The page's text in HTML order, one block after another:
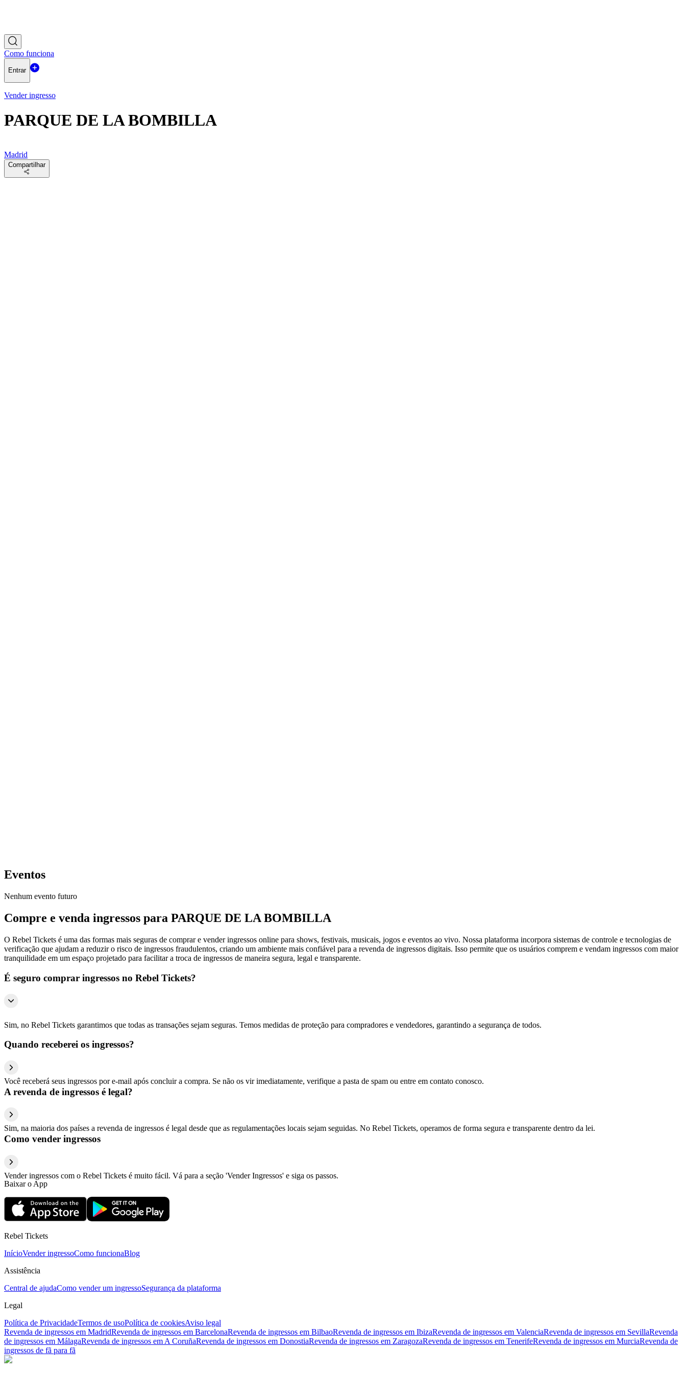
Como funciona
Entrar
Vender ingresso
PARQUE DE LA BOMBILLA
Madrid
Compartilhar
Eventos
Nenhum evento futuro
Compre e venda ingressos para PARQUE DE LA BOMBILLA
O Rebel Tickets é uma das formas mais seguras de comprar e vender ingressos online para shows, festivais, musicais, jogos e eventos ao vivo. Nossa plataforma incorpora sistemas de controle e tecnologias de
verificação que ajudam a reduzir o risco de ingressos fraudulentos, criando um ambiente mais confiável para a revenda de ingressos digitais. Isso permite que os usuários comprem e vendam ingressos com maior
tranquilidade em um espaço projetado para facilitar a troca de ingressos de maneira segura, legal e transparente.
É seguro comprar ingressos no Rebel Tickets?
Sim, no Rebel Tickets garantimos que todas as transações sejam seguras. Temos medidas de proteção para compradores e vendedores, garantindo a segurança de todos.
Quando receberei os ingressos?
Você receberá seus ingressos por e-mail após concluir a compra. Se não os vir imediatamente, verifique a pasta de spam ou entre em contato conosco.
A revenda de ingressos é legal?
Sim, na maioria dos países a revenda de ingressos é legal desde que as regulamentações locais sejam seguidas. No Rebel Tickets, operamos de forma segura e transparente dentro da lei.
Como vender ingressos
Vender ingressos com o Rebel Tickets é muito fácil. Vá para a seção 'Vender Ingressos' e siga os passos.
Baixar o App
Rebel Tickets
InícioVender ingressoComo funcionaBlog
Assistência
Central de ajudaComo vender um ingressoSegurança da plataforma
Legal
Política de PrivacidadeTermos de usoPolítica de cookiesAviso legal
Revenda de ingressos em MadridRevenda de ingressos em BarcelonaRevenda de ingressos em BilbaoRevenda de ingressos em IbizaRevenda de ingressos em ValenciaRevenda de ingressos em SevillaRevenda
de ingressos em MálagaRevenda de ingressos em A CoruñaRevenda de ingressos em DonostiaRevenda de ingressos em ZaragozaRevenda de ingressos em TenerifeRevenda de ingressos em MurciaRevenda de
ingressos de fã para fã